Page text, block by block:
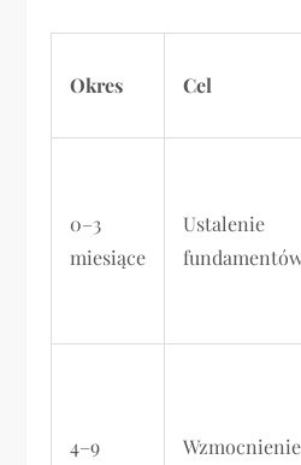
Okres Cel
0–3
miesiące
Ustalenie
4–9
Wzmocnienie